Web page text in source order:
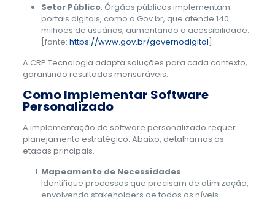
Setor Público: Órgãos públicos implementam
portais digitais, como o Gov.br, que atende 140
milhões de usuários, aumentando a acessibilidade.
[fonte: https://www.gov.br/governodigital]
A CRP Tecnologia adapta soluções para cada contexto,
garantindo resultados mensuráveis.
Como Implementar Software
Personalizado
A implementação de software personalizado requer
planejamento estratégico. Abaixo, detalhamos as
etapas principais.
Mapeamento de Necessidades
Identifique processos que precisam de otimização,